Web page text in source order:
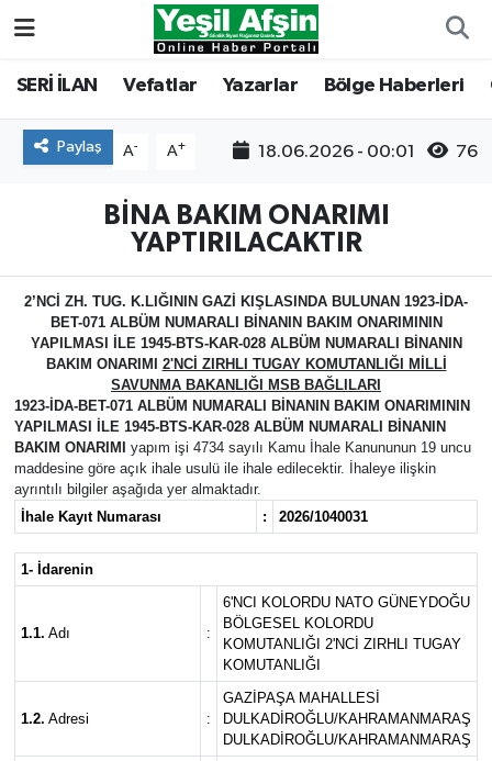
SERİ İLAN Vefatlar Yazarlar Bölge Haberleri
Paylaş A- A+ 18.06.2026 - 00:01 76
BİNA BAKIM ONARIMI
YAPTIRILACAKTIR
2’NCİ ZH. TUG. K.LIĞININ GAZİ KIŞLASINDA BULUNAN 1923-İDA-
BET-071 ALBÜM NUMARALI BİNANIN BAKIM ONARIMININ
YAPILMASI İLE 1945-BTS-KAR-028 ALBÜM NUMARALI BİNANIN
BAKIM ONARIMI 2'NCİ ZIRHLI TUGAY KOMUTANLIĞI MİLLİ
SAVUNMA BAKANLIĞI MSB BAĞLILARI
1923-İDA-BET-071 ALBÜM NUMARALI BİNANIN BAKIM ONARIMININ
YAPILMASI İLE 1945-BTS-KAR-028 ALBÜM NUMARALI BİNANIN
BAKIM ONARIMI yapım işi 4734 sayılı Kamu İhale Kanununun 19 uncu
maddesine göre açık ihale usulü ile ihale edilecektir. İhaleye ilişkin
ayrıntılı bilgiler aşağıda yer almaktadır.
İhale Kayıt Numarası
: 2026/1040031
1- İdarenin
1.1. Adı :
6'NCI KOLORDU NATO GÜNEYDOĞU
BÖLGESEL KOLORDU
KOMUTANLIĞI 2'NCİ ZIRHLI TUGAY
KOMUTANLIĞI
1.2. Adresi :
GAZİPAŞA MAHALLESİ
DULKADİROĞLU/KAHRAMANMARAŞ
DULKADİROĞLU/KAHRAMANMARAŞ
Vefatlar
Kahramanmaraş Nöbetçi Eczaneler
Kahramanmaraş Hava Durumu
Kahramanmaraş Namaz Vakitleri
Kahramanmaraş Trafik Yoğunluk Haritası
Süper Lig Puan Durumu ve Fikstür
Tüm Manşetler
Son Dakika Haberleri
Haber Arşivi